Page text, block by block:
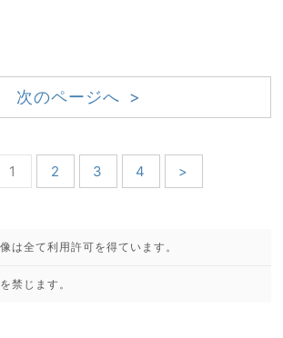
次のページへ >
1 2 3 4 >
は全て利用許可を得ています。
禁じます。